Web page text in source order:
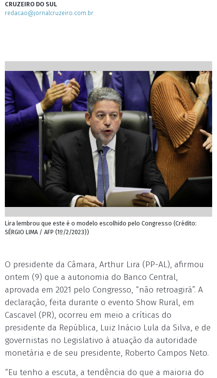
CRUZEIRO DO SUL
redacao@jornalcruzeiro.com.br
Lira lembrou que este é o modelo escolhido pelo Congresso (Crédito:
SÉRGIO LIMA / AFP (1º/2/2023))
O presidente da Câmara, Arthur Lira (PP-AL), afirmou
ontem (9) que a autonomia do Banco Central,
aprovada em 2021 pelo Congresso, “não retroagirá”. A
declaração, feita durante o evento Show Rural, em
Cascavel (PR), ocorreu em meio a críticas do
presidente da República, Luiz Inácio Lula da Silva, e de
governistas no Legislativo à atuação da autoridade
monetária e de seu presidente, Roberto Campos Neto.
“Eu tenho a escuta, a tendência do que a maioria do